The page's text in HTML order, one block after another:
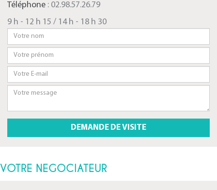
Téléphone : 02.98.57.26.79
9 h - 12 h 15 / 14 h - 18 h 30
VOTRE NEGOCIATEUR